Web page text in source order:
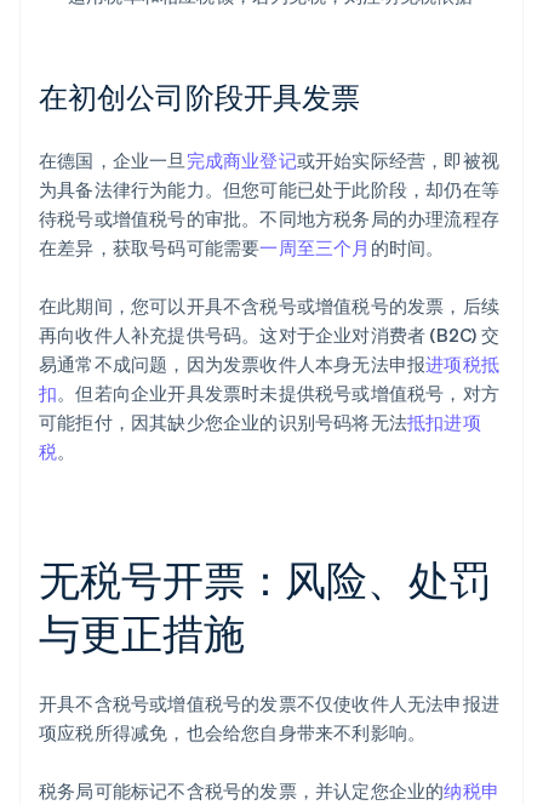
在初创公司阶段开具发票
在德国，企业一旦完成商业登记或开始实际经营，即被视
为具备法律行为能力。但您可能已处于此阶段，却仍在等
待税号或增值税号的审批。不同地方税务局的办理流程存
在差异，获取号码可能需要一周至三个月 的时间。
在此期间，您可以开具不含税号或增值税号的发票，后续
再向收件人补充提供号码。这对于企业对消费者 (B2C) 交
易通常不成问题，因为发票收件人本身无法申报进项税抵
扣。但若向企业开具发票时未提供税号或增值税号，对方
可能拒付，因其缺少您企业的识别号码将无法抵扣进项
税。
无税号开票：风险、处罚
与更正措施
开具不含税号或增值税号的发票不仅使收件人无法申报进
项应税所得减免，也会给您自身带来不利影响。
税务局可能标记不含税号的发票，并认定您企业的纳税申